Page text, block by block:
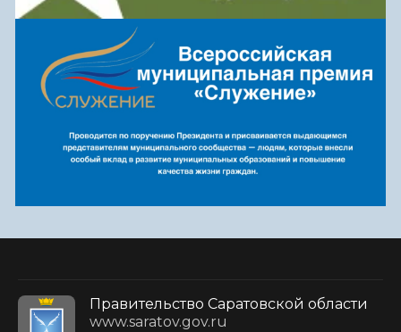
Правительство Саратовской области
www.saratov.gov.ru